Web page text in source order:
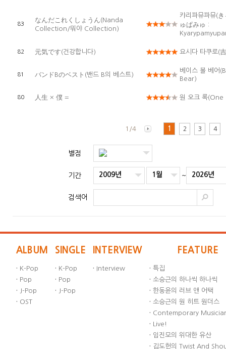
83
なんだこれくしょうん(Nanda
Collection/뭐야 Collection)
캬리파뮤파뮤(
ゅぱみゅ :
82 元気です(건강합니다) 요시다 타쿠로(
81 バンドBのベスト(밴드 B의 베스트)
베이스 볼 베어
Bear)
80 人生 × 僕 = 원 오크 록
1/4 1 2 3 4
별점
기간 2009년 1월 ~ 2026년
검색어
ALBUM
· K-Pop
· Pop
· J-Pop
· OST
SINGLE
· K-Pop
· Pop
· J-Pop
INTERVIEW
· Interview
FEATURE
· 특집
· 소승근의 하나씩 하나씩
· 한동윤의 러브 앤 어택
· 소승근의 원 히트 원더스
· Contemporary
· Live!
· 임진모의 위대한 유산
· 김도헌의 Twist And